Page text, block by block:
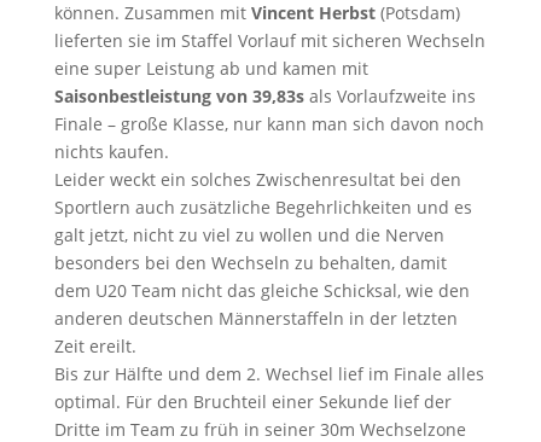
können. Zusammen mit Vincent Herbst(Potsdam)
lieferten sie im Staffel Vorlauf mit sicheren Wechseln
eine super Leistung ab und kamen mit
Saisonbestleistung von 39,83sals Vorlaufzweite ins
Finale – große Klasse, nur kann man sich davon noch
nichts kaufen.
Leider weckt ein solches Zwischenresultat bei den
Sportlern auch zusätzliche Begehrlichkeiten und es
galt jetzt, nicht zu viel zu wollen und die Nerven
besonders bei den Wechseln zu behalten, damit
dem U20 Team nicht das gleiche Schicksal, wie den
anderen deutschen Männerstaffeln in der letzten
Zeit ereilt.
Bis zur Hälfte und dem 2. Wechsel lief im Finale alles
optimal. Für den Bruchteil einer Sekunde lief der
Dritte im Team zu früh in seiner 30m Wechselzone